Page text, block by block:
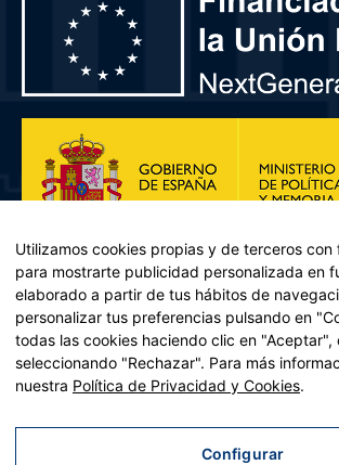
Plan de Recuperación, Transformación y
Recuperación y resiliencia, establecido por el
2021/241 del Parlamento Europeo y del
Utilizamos cookies propias y de terceros con
para mostrarte publicidad personalizada en
elaborado a partir de tus hábitos de
personalizar tus preferencias pulsando en
todas las cookies haciendo clic en "Aceptar",
seleccionando "Rechazar". Para más
nuestra Política de Privacidad y Cookies.
Configurar